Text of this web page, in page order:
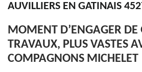
AUVILLIERS EN GATINAIS
MOMENT D’ENGAGER DE
TRAVAUX, PLUS VASTES
COMPAGNONS MICHELET